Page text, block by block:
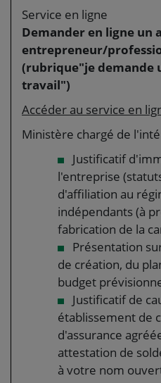
Service en ligne
Demander en ligne un
entrepreneur/
(rubrique"je demande
travail")
Accéder au service en
Ministère chargé de
Justificatif
l'entreprise
d'affiliation au
indépendants (à
fabrication de la
Présentation
de création, du
budget
Justificatif de
établissement de
d'assurance
attestation de
à votre nom